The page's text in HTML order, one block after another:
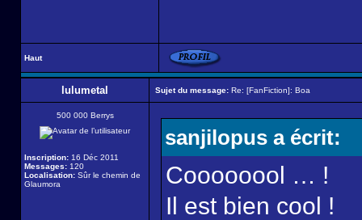
Haut
lulumetal Sujet du message: Re: [FanFiction]: Boa
500 000 Berrys
Inscription: 16 Déc 2011
Messages: 120
Localisation: Sûr le chemin de
Glaumora
sanjilopus a écrit:
Coooooool … !
Il est bien cool !